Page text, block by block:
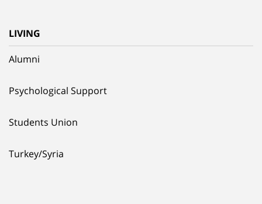
LIVING
Alumni
Psychological Support
Students Union
Turkey/Syria